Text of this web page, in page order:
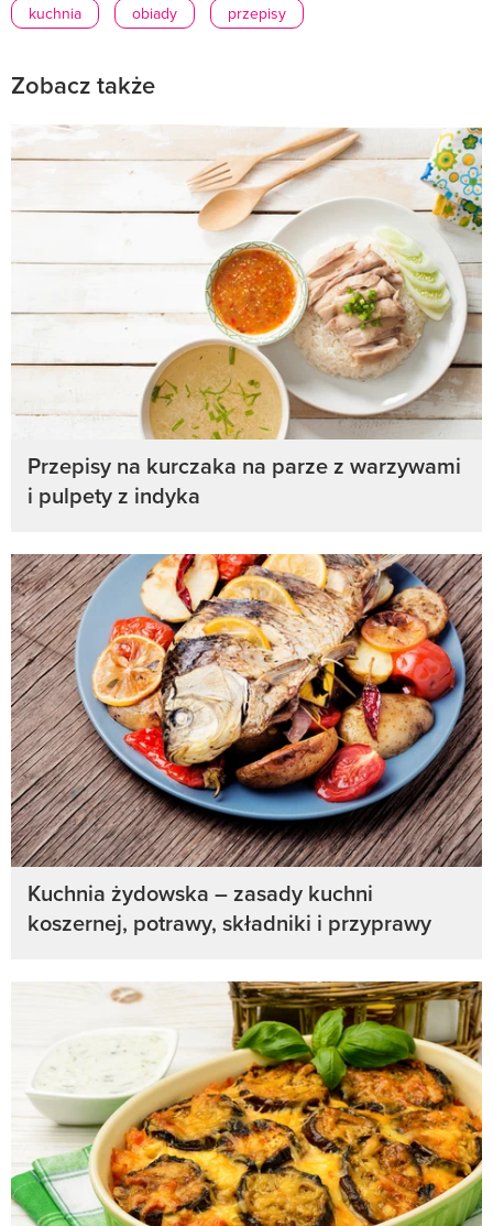
kuchnia obiady przepisy
Zobacz także
Przepisy na kurczaka na parze z warzywami
i pulpety z indyka
Kuchnia żydowska – zasady kuchni
koszernej, potrawy, składniki i przyprawy